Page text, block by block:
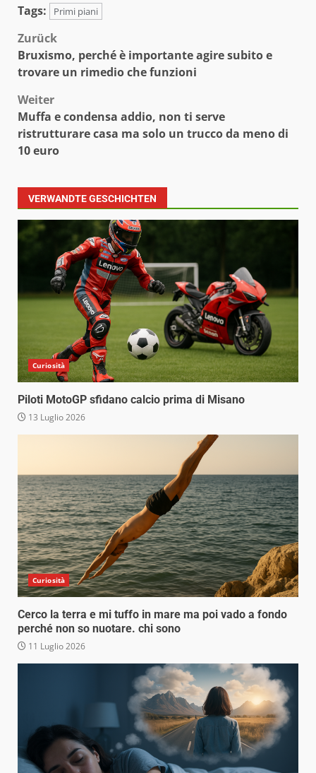
Tags: Primi piani
Beitragsnavigation
Zurück
Bruxismo, perché è importante agire subito e
trovare un rimedio che funzioni
Weiter
Muffa e condensa addio, non ti serve
ristrutturare casa ma solo un trucco da meno di
10 euro
VERWANDTE GESCHICHTEN
Curiosità
Piloti MotoGP sfidano calcio prima di Misano
13 Luglio 2026
Curiosità
Cerco la terra e mi tuffo in mare ma poi vado a fondo
perché non so nuotare. chi sono
11 Luglio 2026